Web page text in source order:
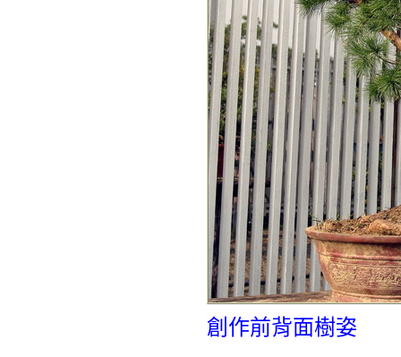
創作前背面樹姿